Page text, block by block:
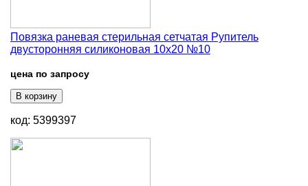
Повязка раневая стерильная сетчатая Рупитель
двусторонняя силиконовая 10х20 №10
цена по запросу
В корзину
код: 5399397